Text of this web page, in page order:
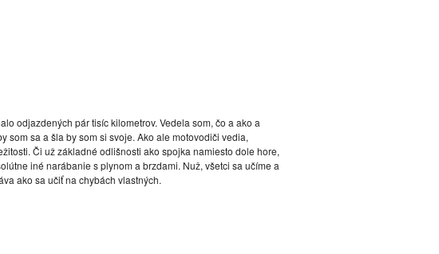
odjazdených pár tisíc kilometrov. Vedela som, čo a ako a
som sa a šla by som si svoje. Ako ale motovodiči vedia,
Či už základné odlišnosti ako spojka namiesto dole hore,
iné narábanie s plynom a brzdami. Nuž, všetci sa učíme a
ako sa učiť na chybách vlastných.